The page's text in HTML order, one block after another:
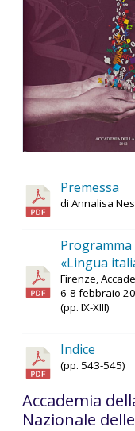
Premessa
di Annalisa
«Lingua
Firenze,
6-8 febbraio
(pp. IX-XIII)
Indice
(pp. 543-545)
Accademia
Nazionale